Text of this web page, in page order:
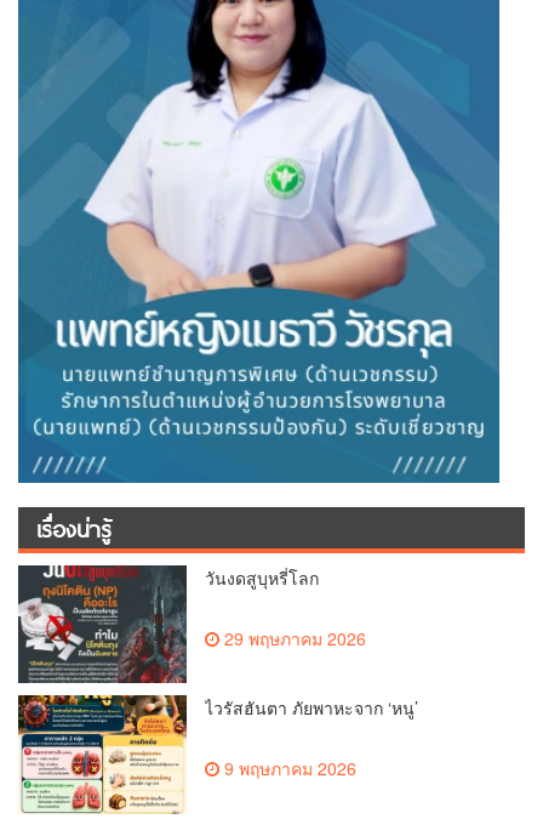
เรื่องน่ารู้
วันงดสูบุหรี่โลก
29 พฤษภาคม 2026
ไวรัสฮันตา ภัยพาหะจาก ‘หนู’
9 พฤษภาคม 2026